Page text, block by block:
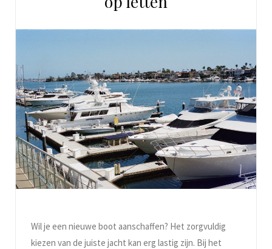
Wil je een nieuwe boot aanschaffen? Het zorgvuldig
kiezen van de juiste jacht kan erg lastig zijn. Bij het